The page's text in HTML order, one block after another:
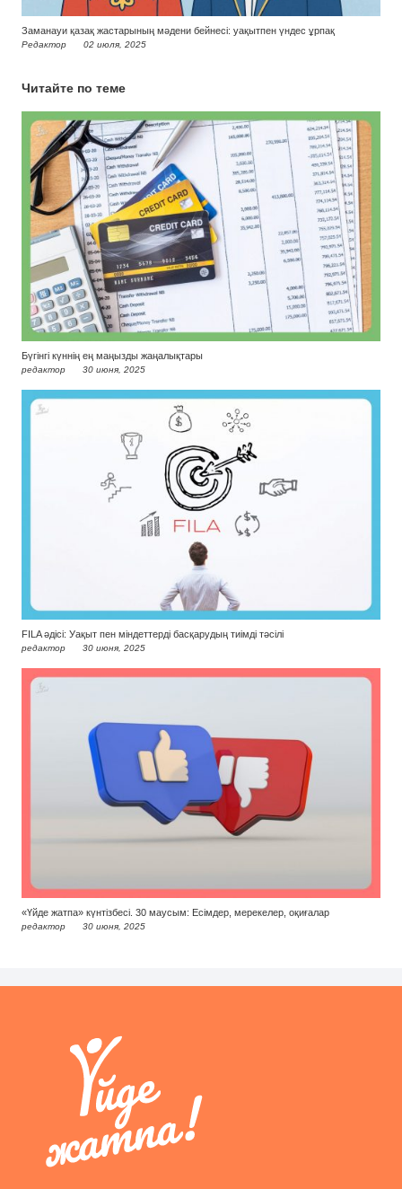
Заманауи қазақ жастарының мәдени бейнесі: уақытпен үндес ұрпақ
Редактор 02 июля, 2025
Читайте по теме
Бүгінгі күннің ең маңызды жаңалықтары
редактор 30 июня, 2025
FILA әдісі: Уақыт пен міндеттерді басқарудың тиімді тәсілі
редактор 30 июня, 2025
«Үйде жатпа» күнтізбесі. 30 маусым: Есімдер, мерекелер, оқиғалар
редактор 30 июня, 2025